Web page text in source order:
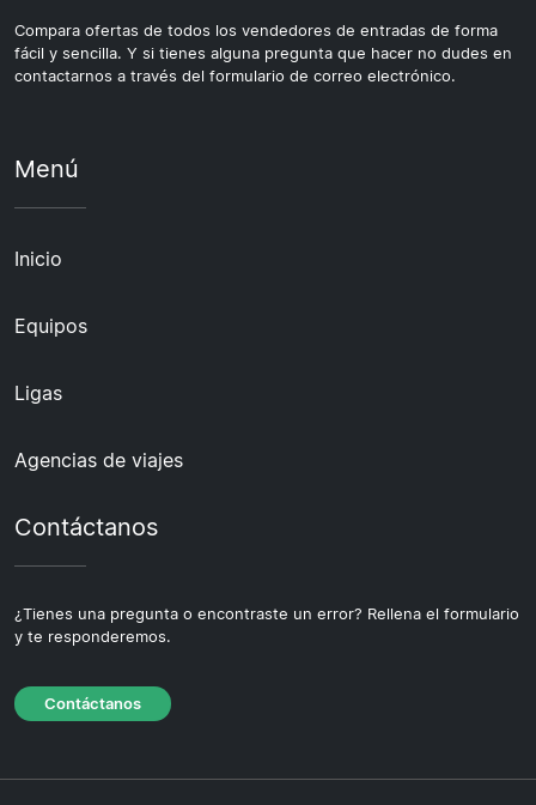
Compara ofertas de todos los vendedores de entradas de forma
fácil y sencilla. Y si tienes alguna pregunta que hacer no dudes en
contactarnos a través del formulario de correo electrónico.
Menú
Inicio
Equipos
Ligas
Agencias de viajes
Contáctanos
¿Tienes una pregunta o encontraste un error? Rellena el formulario
y te responderemos.
Contáctanos